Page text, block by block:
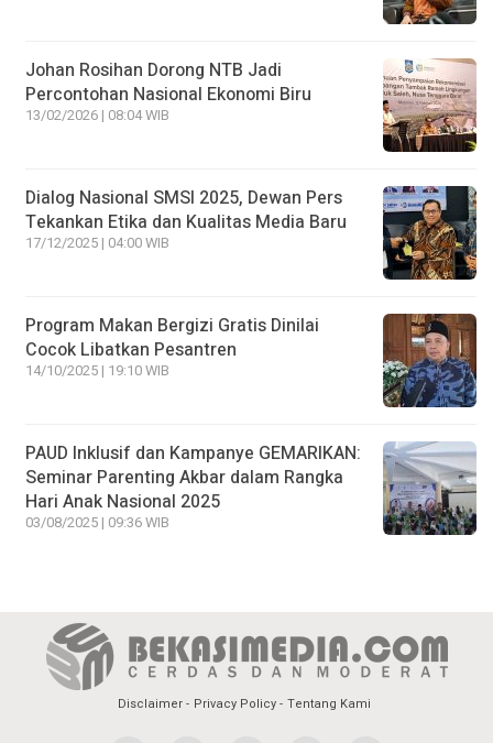
Johan Rosihan Dorong NTB Jadi
Percontohan Nasional Ekonomi Biru
13/02/2026 | 08:04 WIB
Dialog Nasional SMSI 2025, Dewan Pers
Tekankan Etika dan Kualitas Media Baru
17/12/2025 | 04:00 WIB
Program Makan Bergizi Gratis Dinilai
Cocok Libatkan Pesantren
14/10/2025 | 19:10 WIB
PAUD Inklusif dan Kampanye GEMARIKAN:
Seminar Parenting Akbar dalam Rangka
Hari Anak Nasional 2025
03/08/2025 | 09:36 WIB
Disclaimer Privacy Policy Tentang Kami